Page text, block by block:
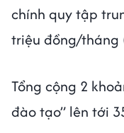
chính quy tập
triệu đồng/tháng
Tổng cộng 2
đào tạo” lên tới